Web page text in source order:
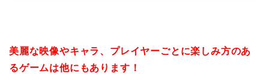
美麗な映像やキャラ、プレイヤーごとに楽しみ方のあ
るゲームは他にもあります！